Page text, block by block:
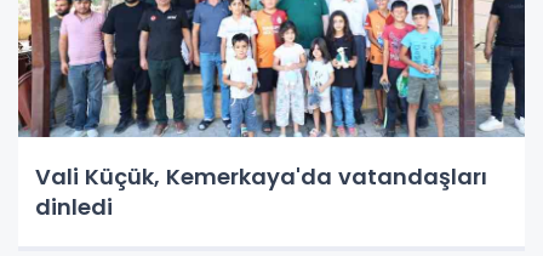
Vali Küçük, Kemerkaya'da vatandaşları
dinledi